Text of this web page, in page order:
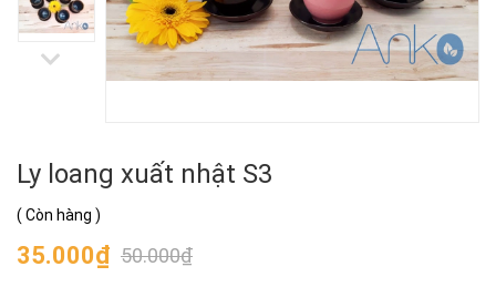
Ly loang xuất nhật S3
( Còn hàng )
35.000₫ 50.000₫